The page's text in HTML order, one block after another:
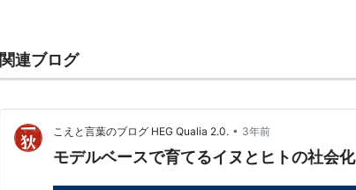
関連ブログ
こえと言葉のブログ HEG Qualia 2.0. • 3年前
モデルベースで育てるイヌとヒトの社会化